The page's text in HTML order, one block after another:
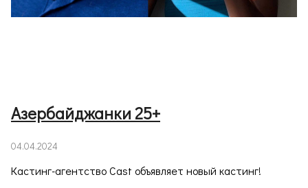
Азербайджанки 25+
04.04.2024
Кастинг-агентство Cast объявляет новый кастинг!